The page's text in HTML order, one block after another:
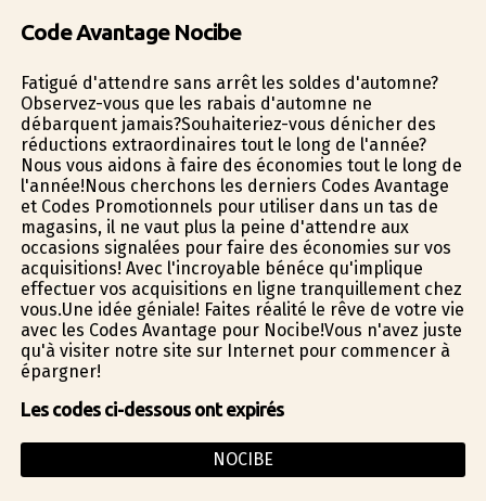
Code Avantage Nocibe
Fatigué d'attendre sans arrêt les soldes d'automne?
Observez-vous que les rabais d'automne ne
débarquent jamais?Souhaiteriez-vous dénicher des
réductions extraordinaires tout le long de l'année?
Nous vous aidons à faire des économies tout le long de
l'année!Nous cherchons les derniers Codes Avantage
et Codes Promotionnels pour utiliser dans un tas de
magasins, il ne vaut plus la peine d'attendre aux
occasions signalées pour faire des économies sur vos
acquisitions! Avec l'incroyable bénéfice qu'implique
effectuer vos acquisitions en ligne tranquillement chez
vous.Une idée géniale! Faites réalité le rêve de votre vie
avec les Codes Avantage pour Nocibe!Vous n'avez juste
qu'à visiter notre site sur Internet pour commencer à
épargner!
Les codes ci-dessous ont expirés
NOCIBE